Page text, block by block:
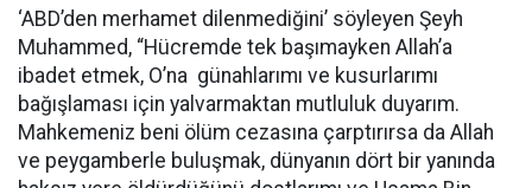
‘ABD’den merhamet dilenmediğini’ söyleyen Şeyh
Muhammed, “Hücremde tek başımayken Allah’a
ibadet etmek, O’na günahlarımı ve kusurlarımı
bağışlaması için yalvarmaktan mutluluk duyarım.
Mahkemeniz beni ölüm cezasına çarptırırsa da Allah
ve peygamberle buluşmak, dünyanın dört bir yanında